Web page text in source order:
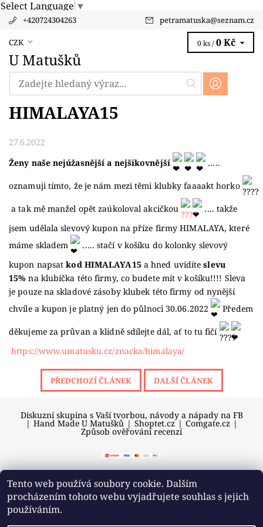
Select Language ▼
+420724304263 petramatuska@seznam.cz
CZK
U Matušků
0 ks / 0 Kč
HIMALAYA15
27.6.2022
Ženy naše nejúžasnější a nejšikovnější
.....
oznamuji tímto, že je nám mezi těmi klubky faaaakt horko
a tak mě manžel opět zaúkoloval akcičkou
.... takže
jsem udělala slevový kupon na příze firmy HIMALAYA, které
máme skladem
..... stačí v košíku do kolonky slevový
kupon napsatkod HIMALAYA15 a hned uvidíteslevu
15% na klubíčka této firmy, co budete mít v košíku!!!! Sleva
je pouze na skladové zásoby klubek této firmy od nynější
chvíle a kupon je platný jen do půlnoci 30.06.2022
Předem
děkujeme za průvan a klidně sdílejte dál, ať to tu fičí
https://www.umatusku.cz/znacka/himalaya/
PŘEDCHOZÍ ČLÁNEK DALŠÍ ČLÁNEK
Diskuzní skupina s Vaší tvorbou, návody a nápady na FB
| Hand Made U Matušků | Shoptet.cz | Comgate.cz |
Způsob ověřování recenzí
2026 © U Matušků, všechna práva vyhrazena
Tento web používá soubory cookie. Dalším
procházením tohoto webu vyjadřujete souhlas s jejich
používáním.